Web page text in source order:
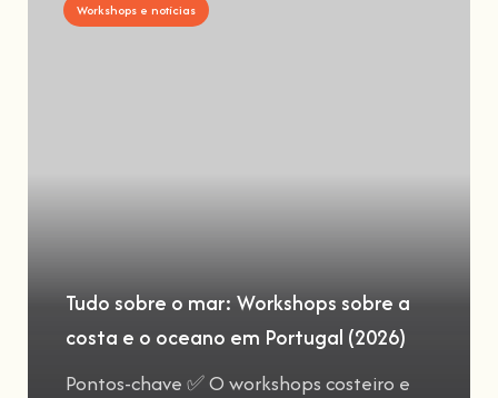
Workshops e notícias
Tudo sobre o mar: Workshops sobre a
costa e o oceano em Portugal (2026)
Pontos-chave ✅ O workshops costeiro e